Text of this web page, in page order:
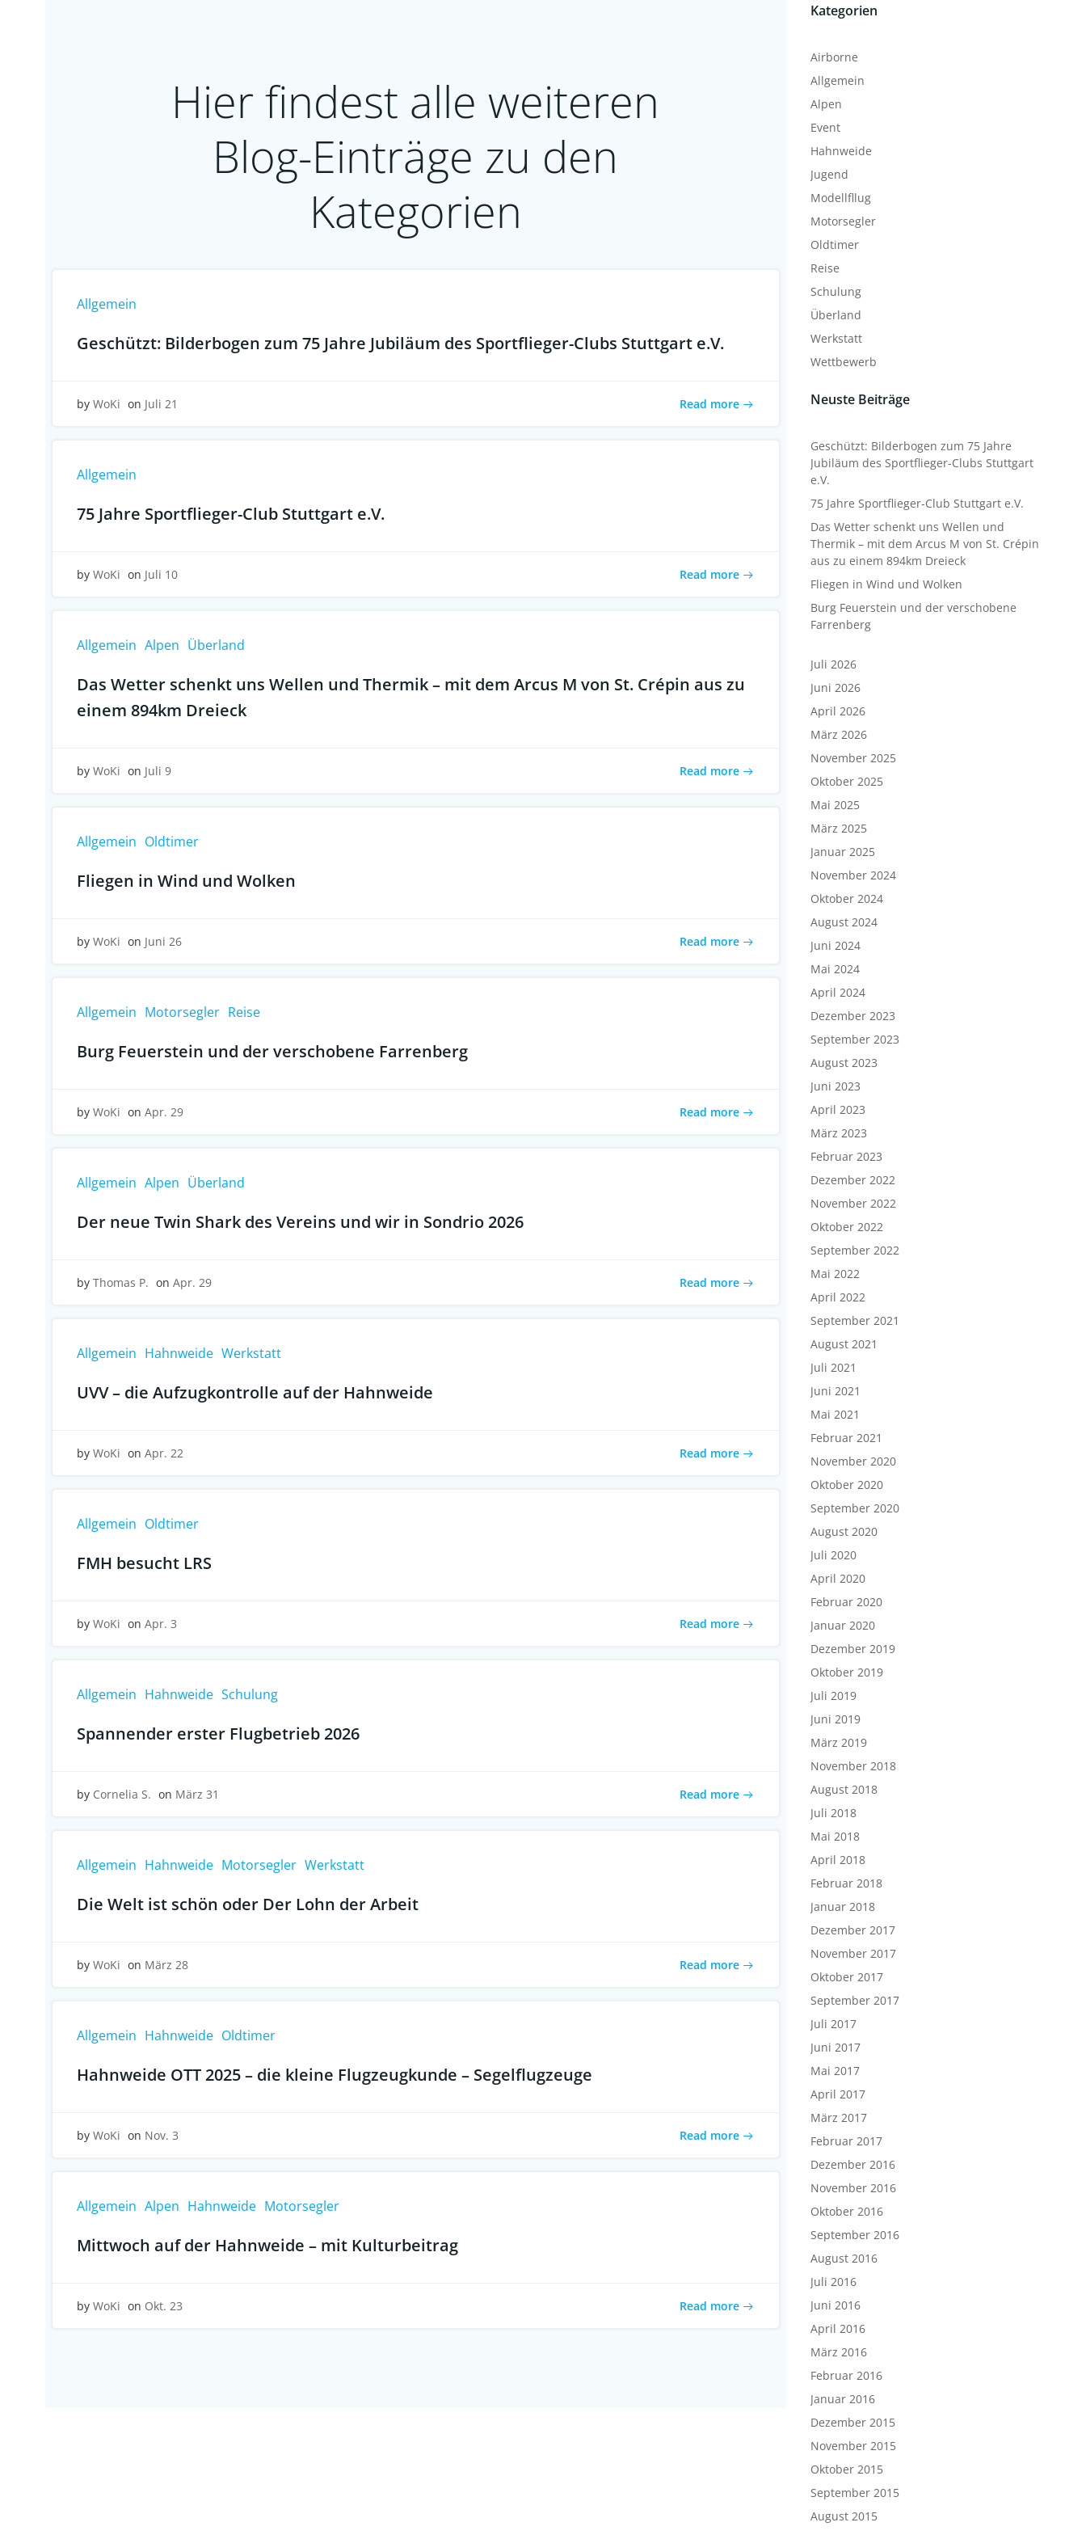
Hier findest alle weiteren
Blog-Einträge zu den
Kategorien
Allgemein
Geschützt: Bilderbogen zum 75 Jahre Jubiläum des Sportflieger-Clubs Stuttgart e.V.
by WoKi on Juli 21 Read more
Allgemein
75 Jahre Sportflieger-Club Stuttgart e.V.
by WoKi on Juli 10 Read more
Allgemein Alpen Überland
Das Wetter schenkt uns Wellen und Thermik – mit dem Arcus M von St. Crépin aus zu
einem 894km Dreieck
by WoKi on Juli 9 Read more
Allgemein Oldtimer
Fliegen in Wind und Wolken
by WoKi on Juni 26 Read more
Allgemein Motorsegler Reise
Burg Feuerstein und der verschobene Farrenberg
by WoKi on Apr. 29 Read more
Allgemein Alpen Überland
Der neue Twin Shark des Vereins und wir in Sondrio 2026
by Thomas P. on Apr. 29 Read more
Allgemein Hahnweide Werkstatt
UVV – die Aufzugkontrolle auf der Hahnweide
by WoKi on Apr. 22 Read more
Allgemein Oldtimer
FMH besucht LRS
by WoKi on Apr. 3 Read more
Allgemein Hahnweide Schulung
Spannender erster Flugbetrieb 2026
by Cornelia S. on März 31 Read more
Allgemein Hahnweide Motorsegler Werkstatt
Die Welt ist schön oder Der Lohn der Arbeit
by WoKi on März 28 Read more
Allgemein Hahnweide Oldtimer
Hahnweide OTT 2025 – die kleine Flugzeugkunde – Segelflugzeuge
by WoKi on Nov. 3 Read more
Allgemein Alpen Hahnweide Motorsegler
Mittwoch auf der Hahnweide – mit Kulturbeitrag
by WoKi on Okt. 23 Read more
Kategorien
Airborne
Allgemein
Alpen
Event
Hahnweide
Jugend
Modellfllug
Motorsegler
Oldtimer
Reise
Schulung
Überland
Werkstatt
Wettbewerb
Neuste Beiträge
Geschützt: Bilderbogen zum 75 Jahre
Jubiläum des Sportflieger-Clubs Stuttgart
e.V.
75 Jahre Sportflieger-Club Stuttgart e.V.
Das Wetter schenkt uns Wellen und
Thermik – mit dem Arcus M von St. Crépin
aus zu einem 894km Dreieck
Fliegen in Wind und Wolken
Burg Feuerstein und der verschobene
Farrenberg
Juli 2026
Juni 2026
April 2026
März 2026
November 2025
Oktober 2025
Mai 2025
März 2025
Januar 2025
November 2024
Oktober 2024
August 2024
Juni 2024
Mai 2024
April 2024
Dezember 2023
September 2023
August 2023
Juni 2023
April 2023
März 2023
Februar 2023
Dezember 2022
November 2022
Oktober 2022
September 2022
Mai 2022
April 2022
September 2021
August 2021
Juli 2021
Juni 2021
Mai 2021
Februar 2021
November 2020
Oktober 2020
September 2020
August 2020
Juli 2020
April 2020
Februar 2020
Januar 2020
Dezember 2019
Oktober 2019
Juli 2019
Juni 2019
März 2019
November 2018
August 2018
Juli 2018
Mai 2018
April 2018
Februar 2018
Januar 2018
Dezember 2017
November 2017
Oktober 2017
September 2017
Juli 2017
Juni 2017
Mai 2017
April 2017
März 2017
Februar 2017
Dezember 2016
November 2016
Oktober 2016
September 2016
August 2016
Juli 2016
Juni 2016
April 2016
März 2016
Februar 2016
Januar 2016
Dezember 2015
November 2015
Oktober 2015
September 2015
August 2015